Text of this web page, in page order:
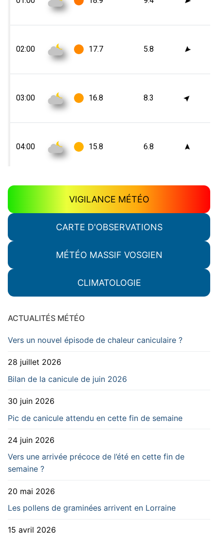
VIGILANCE MÉTÉO
CARTE D'OBSERVATIONS
MÉTÉO MASSIF VOSGIEN
CLIMATOLOGIE
ACTUALITÉS MÉTÉO
Vers un nouvel épisode de chaleur caniculaire ?
28 juillet 2026
Bilan de la canicule de juin 2026
30 juin 2026
Pic de canicule attendu en cette fin de semaine
24 juin 2026
Vers une arrivée précoce de l’été en cette fin de
semaine ?
20 mai 2026
Les pollens de graminées arrivent en Lorraine
15 avril 2026